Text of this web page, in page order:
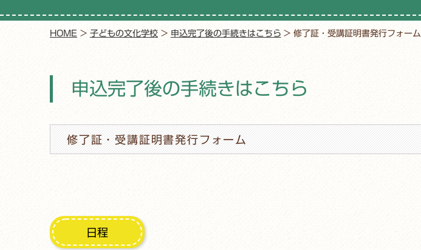
HOME > 子どもの文化学校> 申込完了後の手続きはこちら >修了証・受講証明書発行フォーム
申込完了後の手続きはこちら
修了証・受講証明書発行フォーム
日程